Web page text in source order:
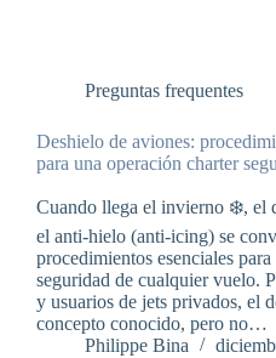
Preguntas frequentes
Deshielo de aviones:
para una operación charter
Cuando llega el invierno ❄️, el
el anti-hielo (anti-icing) se
procedimientos esenciales
seguridad de cualquier vuelo.
y usuarios de jets privados, el
concepto conocido, pero no…
Philippe Bina